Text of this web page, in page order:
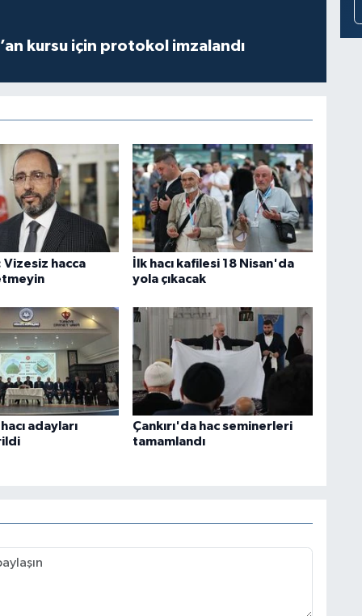
kursu için protokol imzalandı
Vizesiz hacca
İlk hacı kafilesi 18 Nisan'da
yola çıkacak
adayları
Çankırı'da hac seminerleri
tamamlandı